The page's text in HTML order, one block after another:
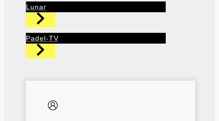
Lunar
Padel-TV